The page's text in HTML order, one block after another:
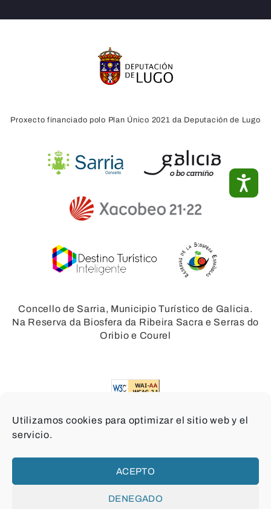
Utilizamos cookies para optimizar el sitio web y el
servicio.
ACEPTO
DENEGADO
Proxecto financiado polo Plan Único 2021 da Deputación de Lugo
Concello de Sarria, Municipio Turístico de Galicia.
Na Reserva da Biosfera da Ribeira Sacra e Serras do
Oribio e Courel
© 2026 Sarria Concello